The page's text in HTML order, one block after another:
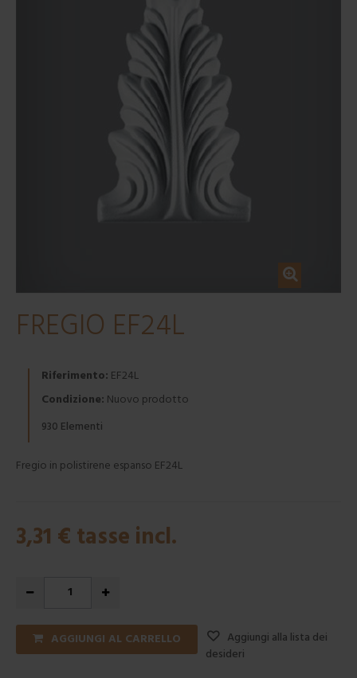
FREGIO EF24L
Riferimento: EF24L
Condizione: Nuovo prodotto
930 Elementi
Fregio in polistirene espanso EF24L
3,31 € tasse incl.
AGGIUNGI AL CARRELLO
Aggiungi alla lista dei
desideri